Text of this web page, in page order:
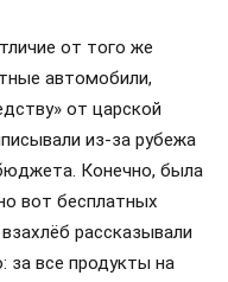
от того же
автомобили,
от царской
из-за рубежа
Конечно, была
вот бесплатных
рассказывали
за все продукты на